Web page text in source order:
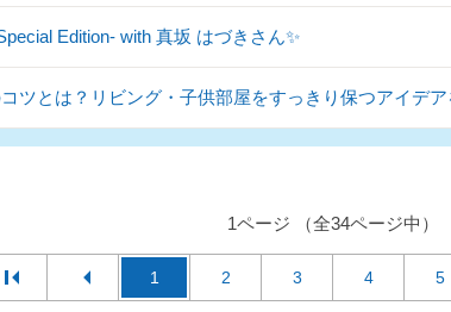
Edition- with 真坂 はづきさん✨
ツとは？リビング・子供部屋をすっきり保つアイデ
1ページ （全34ページ中）
1 2 3 4 5